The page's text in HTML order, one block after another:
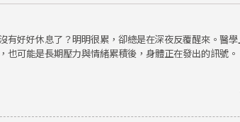
有好好休息了？明明很累，卻總是在深夜反覆醒來。醫
也可能是長期壓力與情緒累積後，身體正在發出的訊號。